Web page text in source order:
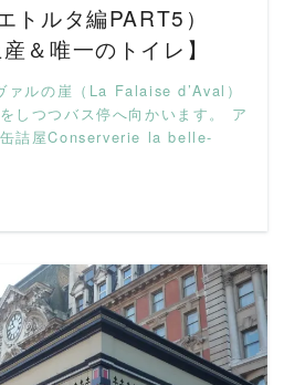
トルタ編PART5）
＆唯一のトイレ】
ルの崖（La Falaise d’Aval）
しつつバス停へ向かいます。 ア
詰屋Conserverie la belle-